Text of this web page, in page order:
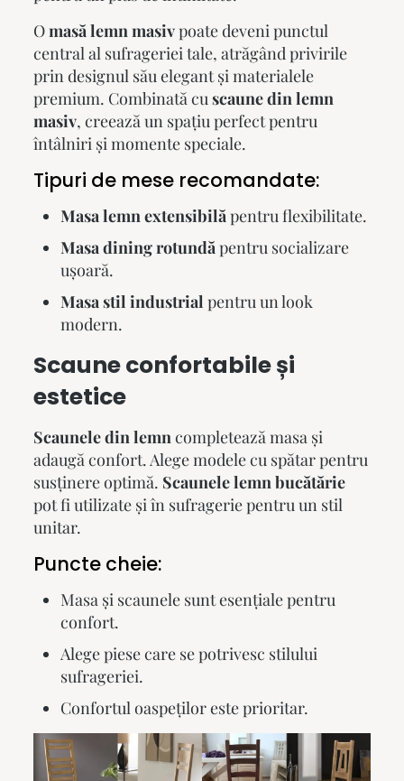
Omasă lemn masivpoate deveni punctul
central al sufrageriei tale, atrăgând privirile
prin designul său elegant și materialele
premium. Combinată cu scaune din lemn
masiv, creează un spațiu perfect pentru
întâlniri și momente speciale.
Tipuri de mese recomandate:
Masa lemn extensibilă pentru flexibilitate.
Masa dining rotundă pentru socializare
ușoară.
Masa stil industrial pentru un look
modern.
Scaune confortabile și
estetice
Scaunele din lemn completează masa și
adaugă confort. Alege modele cu spătar pentru
susținere optimă. Scaunele lemn bucătărie
pot fi utilizate și în sufragerie pentru un stil
unitar.
Puncte cheie:
Masa și scaunele sunt esențiale pentru
confort.
Alege piese care se potrivesc stilului
sufrageriei.
Confortul oaspeților este prioritar.